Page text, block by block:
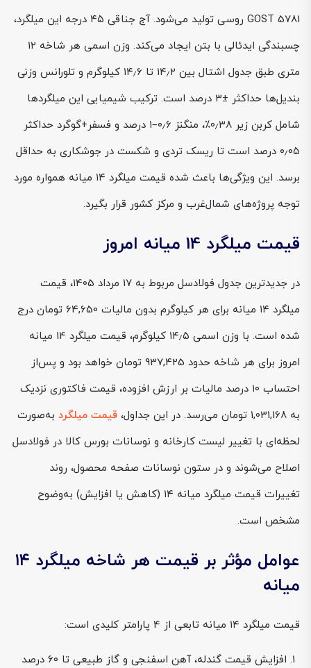
GOST 5781 روسی تولید می‌شود. آج جناقی ۴۵ درجه این میلگرد،
چسبندگی ایدئالی با بتن ایجاد می‌کند. وزن اسمی هر شاخه ۱۲
متری طبق جدول اشتال بین ۱۴٫۲ تا ۱۴٫۶ کیلوگرم و تلورانس وزنی
بندیل‌ها حداکثر ±۳ درصد است. ترکیب شیمیایی این میلگردها
شامل کربن زیر ۰٫۳۸٪، منگنز ۰٫۶–۱ درصد و فسفر+گوگرد حداکثر
۰٫۰۵ درصد است تا ریسک تردی و شکست در جوشکاری به حداقل
برسد. این ویژگی‌ها باعث شده قیمت میلگرد ۱۴ میانه همواره مورد
توجه پروژه‌های شمال‌غرب و مرکز کشور قرار بگیرد.
قیمت میلگرد 14 میانه امروز
در جدیدترین جدول فولادسل مربوط به 17 مرداد 1405، قیمت
میلگرد ۱۴ میانه برای هر کیلوگرم بدون مالیات 64,650 تومان درج
شده است. با وزن اسمی ۱۴٫۵ کیلوگرم، قیمت میلگرد 14 میانه
امروز برای هر شاخه حدود 937,425 تومان خواهد بود و پس‌از
احتساب ۱۰ درصد مالیات بر ارزش افزوده، قیمت فاکتوری نزدیک
به 1,031,168 تومان می‌رسد. در این جداول،
قیمت میلگرد به‌صورت
لحظه‌ای با تغییر لیست کارخانه و نوسانات بورس کالا در فولادسل
اصلاح می‌شوند و در ستون نوسانات صفحه محصول، روند
تغییرات قیمت میلگرد میانه ۱۴ (کاهش یا افزایش) به‌وضوح
مشخص است.
عوامل مؤثر بر قیمت هر شاخه میلگرد ۱۴
میانه
قیمت میلگرد ۱۴ میانه تابعی از 4 پارامتر کلیدی است:
افزایش قیمت گندله، آهن اسفنجی و گاز طبیعی تا ۶۰ درصد